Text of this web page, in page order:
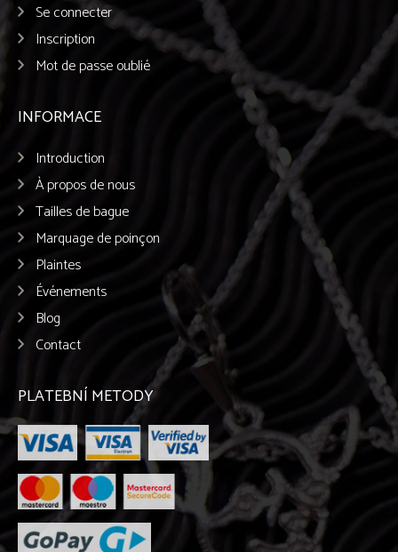
Se connecter
Inscription
Mot de passe oublié
INFORMACE
Introduction
À propos de nous
Tailles de bague
Marquage de poinçon
Plaintes
Événements
Blog
Contact
PLATEBNÍ METODY